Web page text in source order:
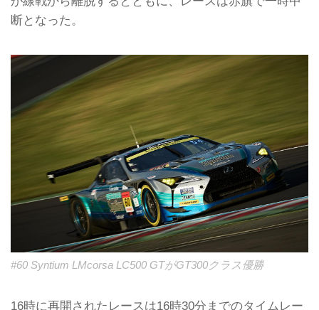
断となった。
#60 Syntium LMcorsa LC500 GTがGT300クラス優勝
16時に再開されたレースは16時30分までのタイムレー